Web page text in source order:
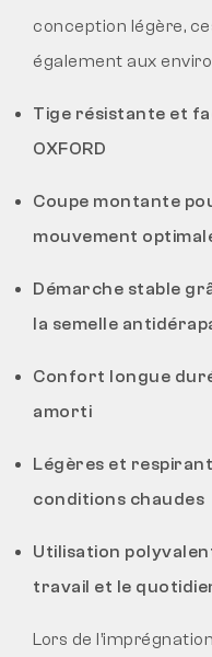
conception légère,
également aux
Tige résistante et
OXFORD
Coupe montante
mouvement
Démarche stable
la semelle
Confort longue
amorti
Légères et
conditions chaudes
Utilisation
travail et le
Lors de